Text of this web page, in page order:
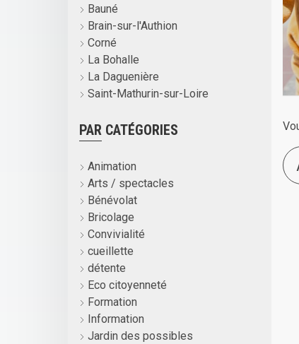
Bauné
Brain-sur-l'Authion
Corné
La Bohalle
La Daguenière
Saint-Mathurin-sur-Loire
PAR CATÉGORIES
Animation
Arts / spectacles
Bénévolat
Bricolage
Convivialité
cueillette
détente
Eco citoyenneté
Formation
Information
Jardin des possibles